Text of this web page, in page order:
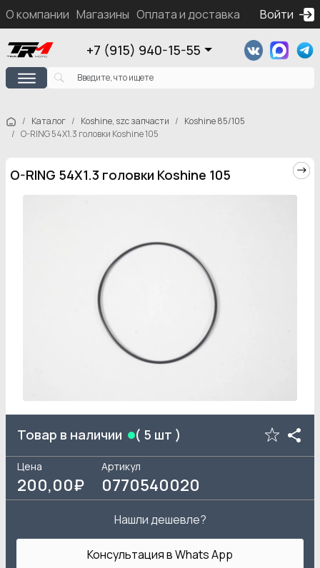
О компании Магазины Оплата и доставка Контакты
Войти
+7 (915) 940-15-55
Каталог Koshine, szc запчасти
Koshine 85/105
O-RING 54X1.3 головки Koshine 105
O-RING 54X1.3 головки Koshine 105
Товар в наличии ( 5 шт )
Цена
200,00₽
Артикул
0770540020
Нашли дешевле?
Консультация в Whats App